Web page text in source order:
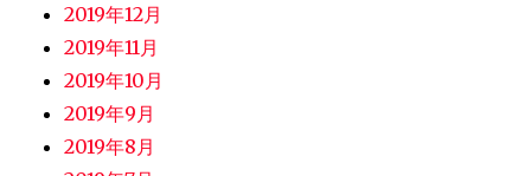
2019年12月
2019年11月
2019年10月
2019年9月
2019年8月